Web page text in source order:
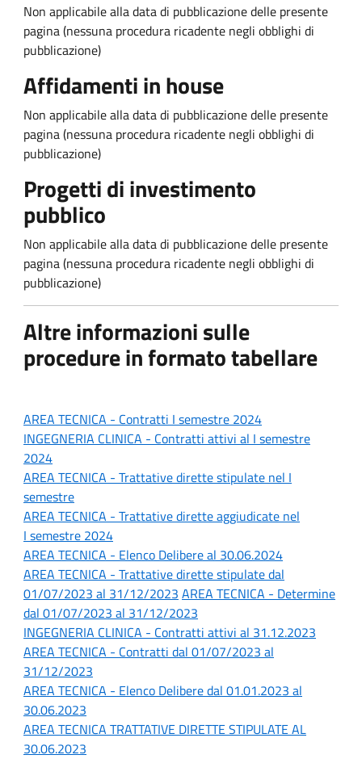
Non applicabile alla data di pubblicazione delle presente
pagina (nessuna procedura ricadente negli obblighi di
pubblicazione)
Affidamenti in house
Non applicabile alla data di pubblicazione delle presente
pagina (nessuna procedura ricadente negli obblighi di
pubblicazione)
Progetti di investimento
pubblico
Non applicabile alla data di pubblicazione delle presente
pagina (nessuna procedura ricadente negli obblighi di
pubblicazione)
Altre informazioni sulle
procedure in formato tabellare
AREA TECNICA - Contratti I semestre 2024
INGEGNERIA CLINICA - Contratti attivi al I semestre
2024
AREA TECNICA - Trattative dirette stipulate nel I
semestre
AREA TECNICA - Trattative dirette aggiudicate nel
I semestre 2024
AREA TECNICA - Elenco Delibere al 30.06.2024
AREA TECNICA - Trattative dirette stipulate dal
01/07/2023 al 31/12/2023 AREA TECNICA - Determine
dal 01/07/2023 al 31/12/2023
INGEGNERIA CLINICA - Contratti attivi al 31.12.2023
AREA TECNICA - Contratti dal 01/07/2023 al
31/12/2023
AREA TECNICA - Elenco Delibere dal 01.01.2023 al
30.06.2023
AREA TECNICA TRATTATIVE DIRETTE STIPULATE AL
30.06.2023